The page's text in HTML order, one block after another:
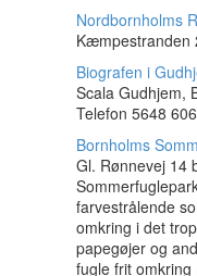
Nordbornholms
Kæmpestranden
Biografen i
Scala Gudhjem,
Telefon 5648
Bornholms
Gl. Rønnevej 14
farvestrålende
omkring i det
papegøjer og
fugle frit omkring